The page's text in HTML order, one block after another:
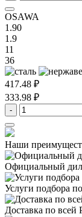
OSAWA
1.90
1.9
11
36
417.48 ₽
333.98 ₽
-
Наши
Официальный
Услуги подбора
Доставка по всей